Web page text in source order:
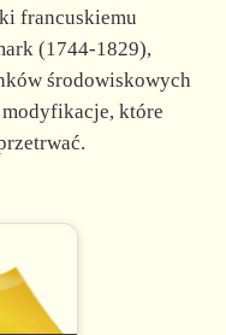
francuskiemu
(1744-1829),
środowiskowych
które